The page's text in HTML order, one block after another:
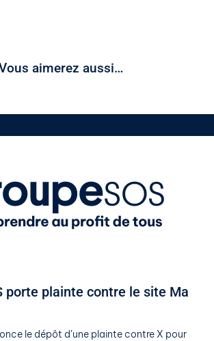
aimerez aussi…
porte plainte contre le site Ma
le dépôt d’une plainte contre X pour